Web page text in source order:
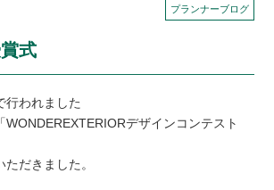
プランナーブログ
式
行われました
WONDEREXTERIORデザインコンテスト
だきました。